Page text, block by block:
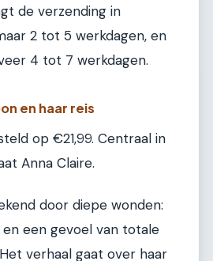
de verzending in
2 tot 5 werkdagen, en
4 tot 7 werkdagen.
en haar reis
op €21,99. Centraal in
Anna Claire.
door diepe wonden:
een gevoel van totale
verhaal gaat over haar